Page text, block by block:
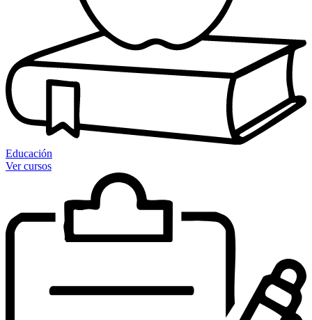
Educación
Ver cursos